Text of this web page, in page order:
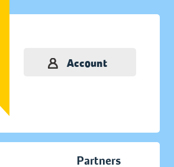
Account
Partners